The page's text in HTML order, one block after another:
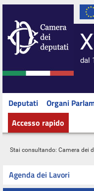
dal
Deputati Organi
Accesso rapido
Stai consultando: Camera dei
Agenda dei Lavori